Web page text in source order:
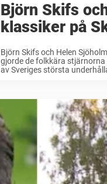
Björn Skifs
klassiker på
Björn Skifs och Helen
gjorde de folkkära
av Sveriges största